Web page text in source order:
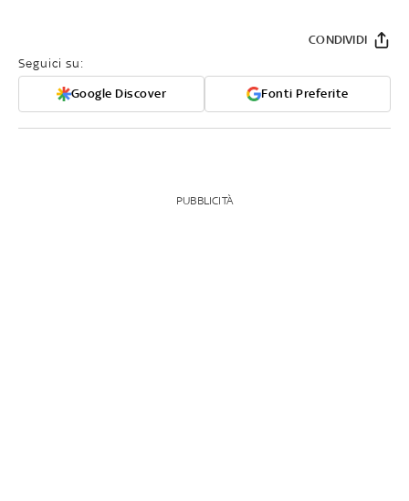
Seguici su:
Google Discover Fonti Preferite
CONDIVIDI
PUBBLICITÀ